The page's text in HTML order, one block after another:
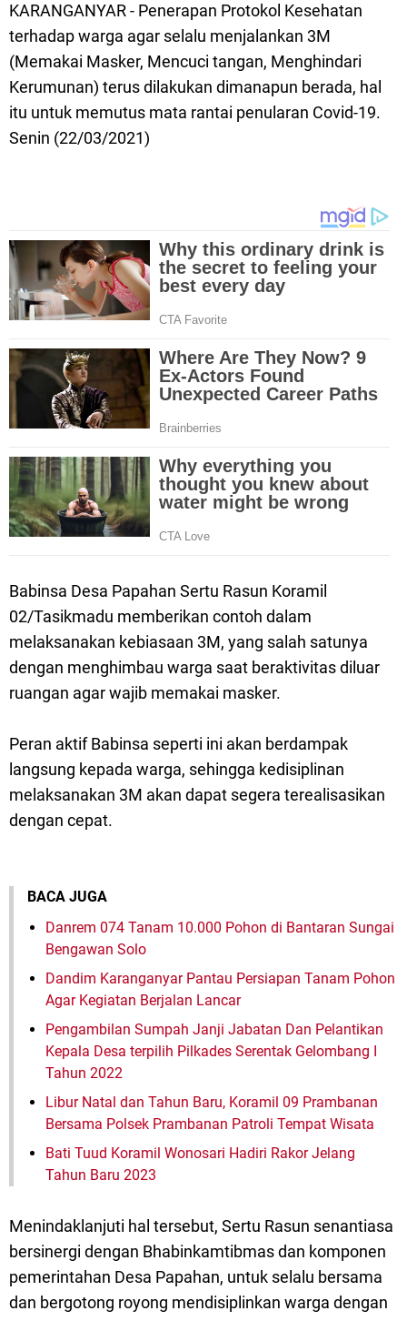
KARANGANYAR - Penerapan Protokol Kesehatan
terhadap warga agar selalu menjalankan 3M
(Memakai Masker, Mencuci tangan, Menghindari
Kerumunan) terus dilakukan dimanapun berada, hal
itu untuk memutus mata rantai penularan Covid-19.
Senin (22/03/2021)
Babinsa Desa Papahan Sertu Rasun Koramil
02/Tasikmadu memberikan contoh dalam
melaksanakan kebiasaan 3M, yang salah satunya
dengan menghimbau warga saat beraktivitas diluar
ruangan agar wajib memakai masker.
Peran aktif Babinsa seperti ini akan berdampak
langsung kepada warga, sehingga kedisiplinan
melaksanakan 3M akan dapat segera terealisasikan
dengan cepat.
BACA JUGA
Danrem 074 Tanam 10.000 Pohon di Bantaran Sungai
Bengawan Solo
Dandim Karanganyar Pantau Persiapan Tanam Pohon
Agar Kegiatan Berjalan Lancar
Pengambilan Sumpah Janji Jabatan Dan Pelantikan
Kepala Desa terpilih Pilkades Serentak Gelombang I
Tahun 2022
Libur Natal dan Tahun Baru, Koramil 09 Prambanan
Bersama Polsek Prambanan Patroli Tempat Wisata
Bati Tuud Koramil Wonosari Hadiri Rakor Jelang
Tahun Baru 2023
Menindaklanjuti hal tersebut, Sertu Rasun senantiasa
bersinergi dengan Bhabinkamtibmas dan komponen
pemerintahan Desa Papahan, untuk selalu bersama
dan bergotong royong mendisiplinkan warga dengan